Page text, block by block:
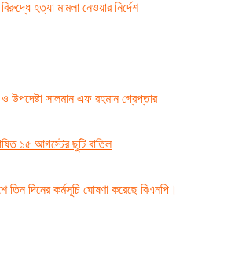
হত্যা মামলা নেওয়ার নির্দেশ
সালমান এফ রহমান গ্রেপ্তার
১৫ আগস্টের ছুটি বাতিল
দিনের কর্মসূচি ঘোষণা করেছে বিএনপি।